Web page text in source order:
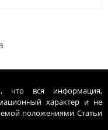
3
вся информация,
характер и не
положениями Статьи